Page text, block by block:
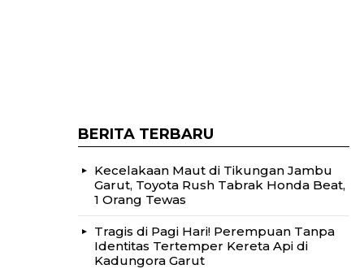
BERITA TERBARU
Kecelakaan Maut di Tikungan Jambu
Garut, Toyota Rush Tabrak Honda Beat,
1 Orang Tewas
Tragis di Pagi Hari! Perempuan Tanpa
Identitas Tertemper Kereta Api di
Kadungora Garut